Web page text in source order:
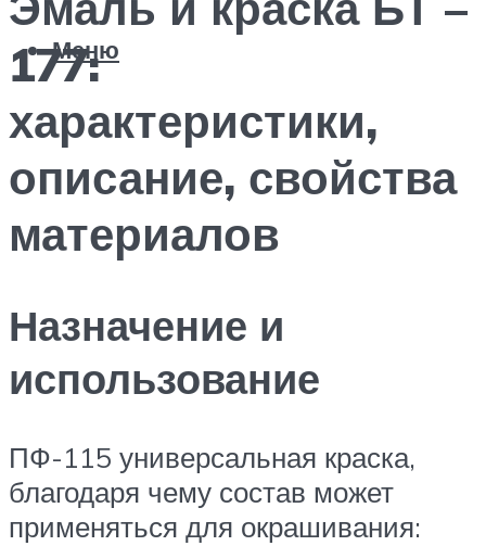
Меню
177:
характеристики,
описание, свойства
материалов
Назначение и
использование
ПФ-115 универсальная краска,
благодаря чему состав может
применяться для окрашивания: